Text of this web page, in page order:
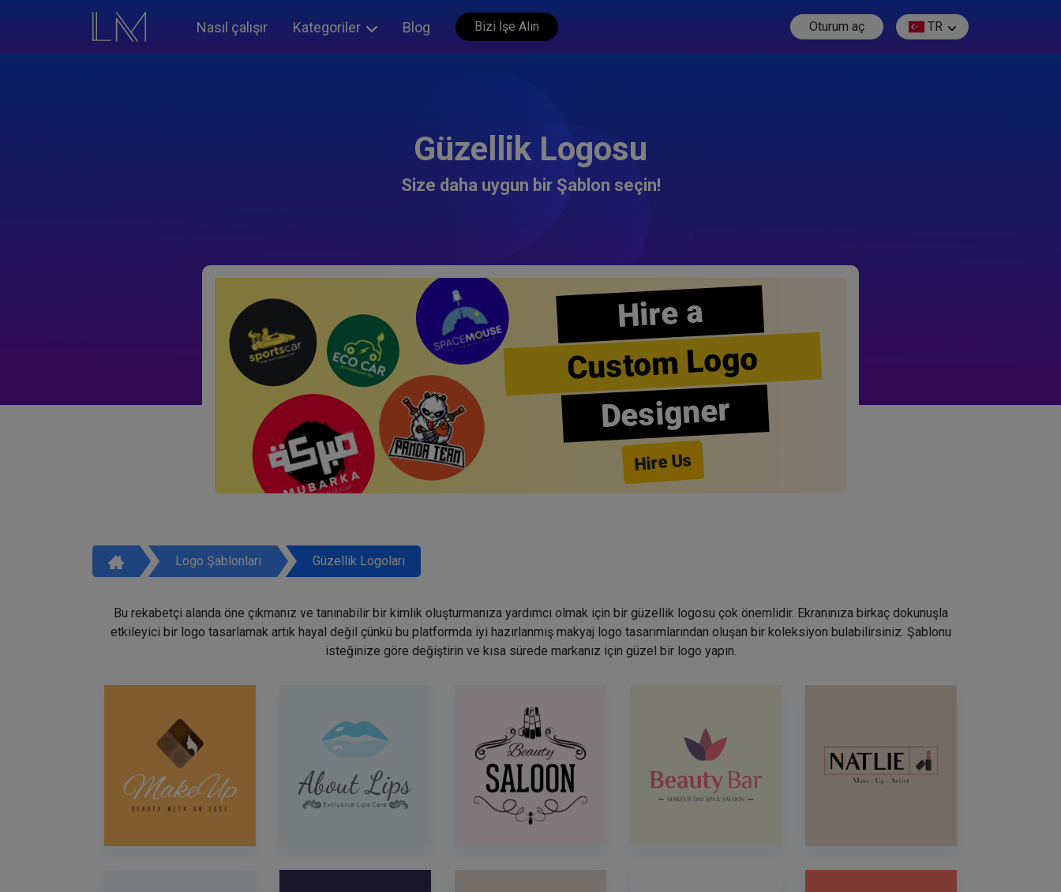
Nasıl çalışır Kategoriler Blog Bizi İşe Alın Oturum aç TR
Güzellik Logosu
Size daha uygun bir Şablon seçin!
Hire a
Custom Logo
Designer
Hire Us
Logo Şablonları Güzellik Logoları
Bu rekabetçi alanda öne çıkmanız ve tanınabilir bir kimlik oluşturmanıza yardımcı olmak için bir güzellik logosu çok önemlidir. Ekranınıza birkaç dokunuşla
etkileyici bir logo tasarlamak artık hayal değil çünkü bu platformda iyi hazırlanmış makyaj logo tasarımlarından oluşan bir koleksiyon bulabilirsiniz. Şablonu
isteğinize göre değiştirin ve kısa sürede markanız için güzel bir logo yapın.